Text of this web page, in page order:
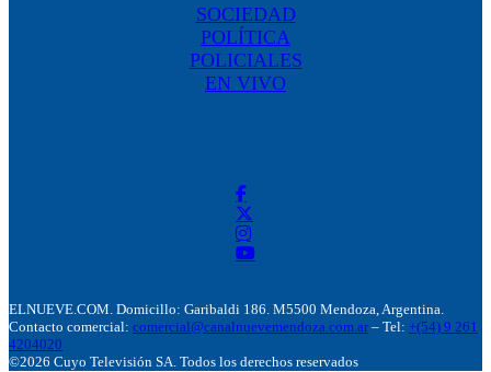
SOCIEDAD
POLÍTICA
POLICIALES
EN VIVO
ELNUEVE.COM. Domicillo: Garibaldi 186. M5500 Mendoza, Argentina.
Contacto comercial: comercial@canalnuevemendoza.com.ar – Tel: +(54) 9 261
4204020
©2026 Cuyo Televisión SA. Todos los derechos reservados